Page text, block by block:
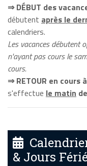
⇒ DÉBUT des
débutent après le
calendriers.
Les vacances débutent
n'ayant pas cours le
cours.
⇒ RETOUR en cours
s'effectue le matin
& Jours